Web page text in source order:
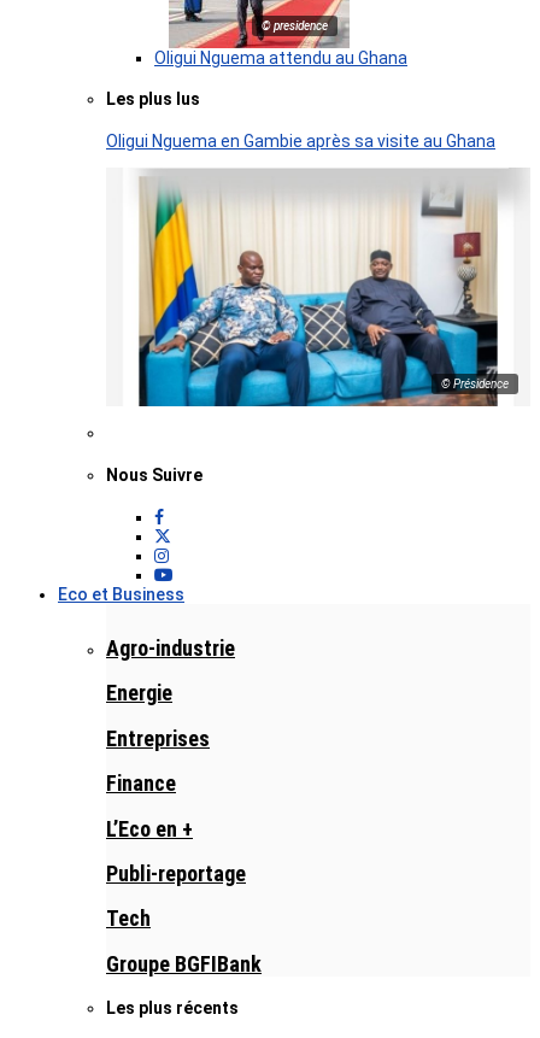
© presidence
Oligui Nguema attendu au Ghana
Les plus lus
Oligui Nguema en Gambie après sa visite au Ghana
© Présidence
Nous Suivre
Eco et Business
Agro-industrie
Energie
Entreprises
Finance
L’Eco en +
Publi-reportage
Tech
Groupe BGFIBank
Les plus récents